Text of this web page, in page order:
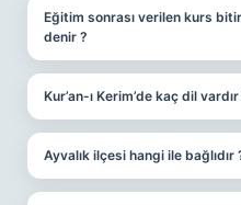
Eğitim sonrası verilen kurs
denir ?
Kur’an-ı Kerim’de kaç dil vardır
Ayvalık ilçesi hangi ile bağlıdır